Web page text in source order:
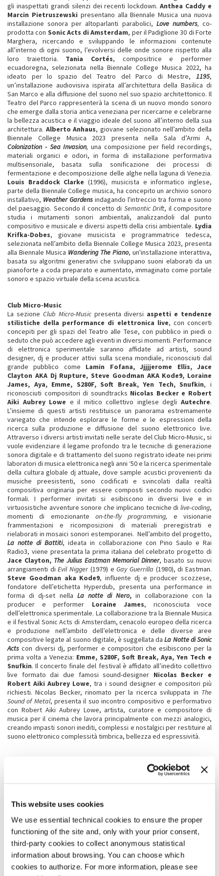
This website uses cookies
We use essential technical cookies to ensure the proper
functioning of the site and, only with your prior consent,
third-party cookies to collect anonymous statistical
information about browsing. You can choose which
cookies to authorize. For more information, please see
gli inaspettati grandi silenzi dei recenti lockdown.Anthea Caddy e
Marcin Pietruszewski presentano alla Biennale Musica una nuova
installazione sonora per altoparlanti parabolici, Love numbers, co-
prodotta con Sonic Acts di Amsterdam, per il Padiglione 30 di Forte
Marghera, ricercando e sviluppando le informazioni contenute
all’interno di ogni suono, l’evolversi delle onde sonore rispetto alla
loro traiettoria. Tania Cortés, compositrice e performer
ecuadoregna, selezionata nella Biennale College Musica 2022, ha
ideato per lo spazio del Teatro del Parco di Mestre, 1195,
un’installazione audiovisiva ispirata all’architettura della Basilica di
San Marco e alla diffusione del suono nel suo spazio architettonico. Il
Teatro del Parco rappresenterà la scena di un nuovo mondo sonoro
che emerge dalla storia antica veneziana per ricercarne e celebrarne
la bellezza acustica e il viaggio ideale del suono all’interno della sua
architettura. Alberto Anhaus, giovane selezionato nell’ambito della
Biennale College Musica 2023 presenta nella Sala d’Armi A,
Colonization - Sea Invasion, una composizione per field recordings,
materiali organici e odori, in forma di installazione performativa
multisensoriale, basata sulla sonificazione dei processi di
fermentazione e decomposizione delle alghe nella laguna di Venezia.
Louis Braddock Clarke (1996), musicista e informatico inglese,
parte della Biennale College musica, ha concepito un archivio sonoro
installativo, Weather Gardensindagando l'intreccio tra forma e suono
del paesaggio. Secondo il concetto di Semantic Drift, il compositore
studia i mutamenti sonori ambientali, analizzandoli dal punto
compositivo e musicale e diversi aspetti della crisi ambientale. Lydia
Krifka-Dobes, giovane musicista e programmatrice tedesca,
selezionata nell’ambito della Biennale College Musica 2023, presenta
alla Biennale Musica Wandering The Piano, un'installazione interattiva,
basata su algoritmi generativi che sviluppano suoni elaborati da un
pianoforte a coda preparato e aumentato, immaginato come portale
sonoro e spazio virtuale della scena acustica.
Club Micro-Music
La sezione Club Micro-Musicpresenta diversi aspetti e tendenze
stilistiche della performance di elettronica live, con concerti
concepiti per gli spazi del Teatro alle Tese, con pubblico in piedi o
seduto che può accedere agli eventi in diversi momenti. Performance
di elettronica sperimentale saranno affidate ad artisti, sound
designer, dj e producer attivi sulla scena mondiale, riconosciuti dal
grande pubblico come Lamin Fofana, Jjjjjerome Ellis, Jace
Clayton AKA Dj Rupture, Steve Goodman AKA Kode9, Loraine
James, Aya, Emme, S280F, Soft Break, Yen Tech, Snufkin, i
riconosciuti compositori di soundtracks Nicolas Becker e Robert
Aiki Aubrey Lowe e il mitico collettivo inglese degliAutechre.
L’insieme di questi artisti restituisce un panorama estremamente
variegato che intende esplorare le forme e le espressioni della
ricerca sulla produzione e diffusione del suono elettronico live.
Attraverso i diversi artisti invitati nelle serate del Club Micro-Music, si
vuole evidenziare il legame profondo tra le tecniche di generazione
sonora digitale e di trattamento del suono registrato ideate nei primi
laboratori di musica elettronica negli anni ‘50 e la ricerca sperimentale
della cultura globale dj attuale, dove sample acustici provenienti da
musiche preesistenti, sono codificati e svincolati dalla realtà
compositiva originaria per essere composti secondo nuovi codici
formali. I performer invitati si esibiscono in diversi live e in
virtuosistiche avventure sonore che implicano tecniche di live-coding,
momenti di emozionante on-the-fly programming, e visionarie
frammentazioni e ricomposizioni di materiali preregistrati e
rielaborati in mosaici sonori estemporanei. Nell’ambito del progetto,
La notte di Battiti, ideata in collaborazione con Pino Saulo e Rai
Radio3, viene presentata la prima italiana del celebrato progetto di
Jace Clayton, The Julius Eastman Memorial Dinner, basato su nuovi
arrangiamenti diEvil Nigger(1979) eGay Guerrilla (1980), di Eastman.
Steve Goodman aka Kode9, influente dj e producer scozzese,
fondatore dell’etichetta Hyperdub, presenta una performance in
forma di dj-set nella La notte di Nero, in collaborazione con la
producer e performer Loraine James, riconosciuta voce
dell’elettronica sperimentale. La collaborazione tra la Biennale Musica
e il festival Sonic Acts di Amsterdam, cenacolo europeo della ricerca
e produzione nell’ambito dell’elettronica e delle diverse aree
compositive legate al suono digitale, è suggellata daLa Notte di Sonic
Acts con diversi dj, performer e compositori che esibiscono per la
prima volta a Venezia: Emme, S280F, Soft Break, Aya, Yen Tech e
Snufkin. Il concerto finale del festival è affidato all’inedito collettivo
live formato dai due famosi sound-designer Nicolas Becker e
Robert Aiki Aubrey Lowe, tra i sound designer e compositori più
richiesti. Nicolas Becker, rinomato per la ricerca sviluppata in The
Sound of Metal, presenta il suo incontro compositivo e performativo
con Robert Aiki Aubrey Lowe, artista, curatore e compositore di
musica per il cinema che lavora principalmente con mezzi analogici,
creando impasti sonori inediti, complessi e nostalgici per restituire al
suono elettronico complessità timbrica, bellezza ed espressività.
Stylus Phantasticus - The Sound diffused by Venetian Organs
Wolfgang Mitterer, Kali Malone, John Zorn, Andrea Marcon e
Marcello, mettendo in luce gliorgani creati a Venezia da Gaetano
Callido, Pietro Nacchini, Franz Zanin e Jürgen e Hendrik Ahrend
come strumenti ideati per diffondere e amplificare il suono nello
spazio architettonico specifico di ogni chiesa e di ogni sala. I
programmidei cinque concerti sonoispirati al repertorio
cinquecentesco della Scuola di San Marco e alla definizione di
stylus phantasticus, coniata da Johann Mattheson per descrivere la
complessità della scrittura polifonica organistica. L’organo quale